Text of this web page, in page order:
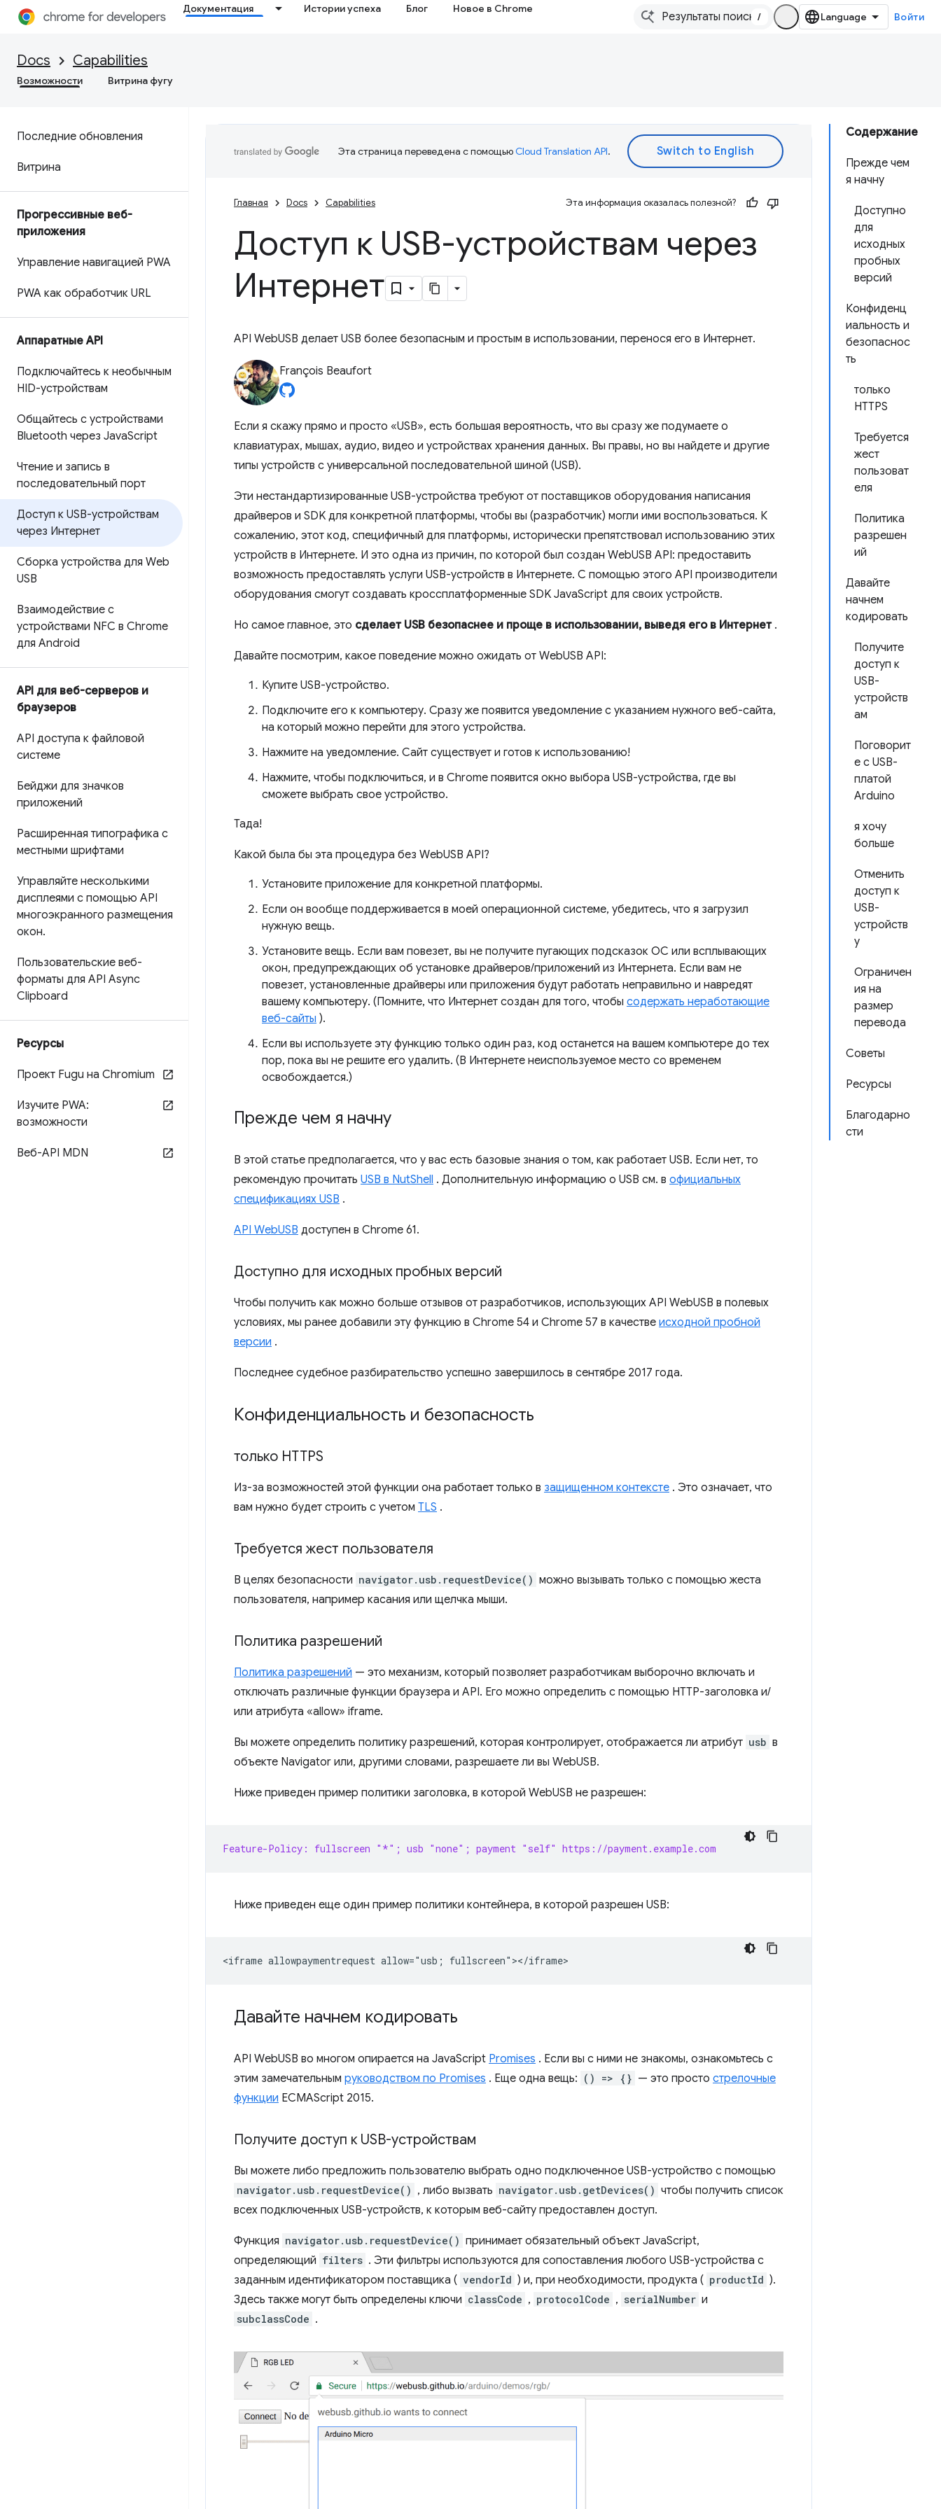
Документация Истории успеха Блог Новое в Chrome
/ Войти
Docs Capabilities
Возможности Витрина фугу
Последние обновления
Витрина
Прогрессивные веб-
приложения
Управление навигацией PWA
PWA как обработчик URL
Аппаратные API
Подключайтесь к необычным
HID-устройствам
Общайтесь с устройствами
Bluetooth через JavaScript
Чтение и запись в
последовательный порт
Доступ к USB-устройствам
через Интернет
Сборка устройства для Web
USB
Взаимодействие с
устройствами NFC в Chrome
для Android
API для веб-серверов и
браузеров
API доступа к файловой
системе
Бейджи для значков
приложений
Расширенная типографика с
местными шрифтами
Управляйте несколькими
дисплеями с помощью API
многоэкранного размещения
окон.
Пользовательские веб-
форматы для API Async
Clipboard
Ресурсы
Проект Fugu на Chromium
Изучите PWA:
возможности
Веб-API MDN
Содержание
Прежде чем
я начну
Доступно
для
исходных
пробных
версий
Конфиденц
иальность и
безопаснос
ть
только
HTTPS
Требуется
жест
пользоват
еля
Политика
разрешен
ий
Давайте
начнем
кодировать
Получите
доступ к
USB-
устройств
ам
Поговорит
е с USB-
платой
Arduino
я хочу
больше
Отменить
доступ к
USB-
устройств
у
Ограничен
ия на
размер
перевода
Советы
Ресурсы
Благодарно
сти
Эта страница переведена с помощьюCloud Translation API.
Главная Docs Capabilities Эта информация оказалась полезной?
Доступ к USB-устройствам через
Интернет
API WebUSB делает USB более безопасным и простым в использовании, перенося его в Интернет.
François Beaufort
Если я скажу прямо и просто «USB», есть большая вероятность, что вы сразу же подумаете о
клавиатурах, мышах, аудио, видео и устройствах хранения данных. Вы правы, но вы найдете и другие
типы устройств с универсальной последовательной шиной (USB).
Эти нестандартизированные USB-устройства требуют от поставщиков оборудования написания
драйверов и SDK для конкретной платформы, чтобы вы (разработчик) могли ими воспользоваться. К
сожалению, этот код, специфичный для платформы, исторически препятствовал использованию этих
устройств в Интернете. И это одна из причин, по которой был создан WebUSB API: предоставить
возможность предоставлять услуги USB-устройств в Интернете. С помощью этого API производители
оборудования смогут создавать кроссплатформенные SDK JavaScript для своих устройств.
Но самое главное, это сделает USB безопаснее и проще в использовании, выведя его в Интернет.
Давайте посмотрим, какое поведение можно ожидать от WebUSB API:
Купите USB-устройство.
Подключите его к компьютеру. Сразу же появится уведомление с указанием нужного веб-сайта,
на который можно перейти для этого устройства.
Нажмите на уведомление. Сайт существует и готов к использованию!
Нажмите, чтобы подключиться, и в Chrome появится окно выбора USB-устройства, где вы
сможете выбрать свое устройство.
Тада!
Какой была бы эта процедура без WebUSB API?
Установите приложение для конкретной платформы.
Если он вообще поддерживается в моей операционной системе, убедитесь, что я загрузил
нужную вещь.
Установите вещь. Если вам повезет, вы не получите пугающих подсказок ОС или всплывающих
окон, предупреждающих об установке драйверов/приложений из Интернета. Если вам не
повезет, установленные драйверы или приложения будут работать неправильно и навредят
вашему компьютеру. (Помните, что Интернет создан для того, чтобы содержать неработающие
веб-сайты ).
Если вы используете эту функцию только один раз, код останется на вашем компьютере до тех
пор, пока вы не решите его удалить. (В Интернете неиспользуемое место со временем
освобождается.)
Прежде чем я начну
В этой статье предполагается, что у вас есть базовые знания о том, как работает USB. Если нет, то
рекомендую прочитать USB в NutShell . Дополнительную информацию о USB см. в официальных
спецификациях USB .
API WebUSB доступен в Chrome 61.
Доступно для исходных пробных версий
Чтобы получить как можно больше отзывов от разработчиков, использующих API WebUSB в полевых
условиях, мы ранее добавили эту функцию в Chrome 54 и Chrome 57 в качестве исходной пробной
версии .
Последнее судебное разбирательство успешно завершилось в сентябре 2017 года.
Конфиденциальность и безопасность
только HTTPS
Из-за возможностей этой функции она работает только в защищенном контексте . Это означает, что
вам нужно будет строить с учетом TLS .
Требуется жест пользователя
В целях безопасности navigator.usb.requestDevice() можно вызывать только с помощью жеста
пользователя, например касания или щелчка мыши.
Политика разрешений
Политика разрешений — это механизм, который позволяет разработчикам выборочно включать и
отключать различные функции браузера и API. Его можно определить с помощью HTTP-заголовка и/
или атрибута «allow» iframe.
Вы можете определить политику разрешений, которая контролирует, отображается ли атрибут usb в
объекте Navigator или, другими словами, разрешаете ли вы WebUSB.
Ниже приведен пример политики заголовка, в которой WebUSB не разрешен:
Feature-Policy: fullscreen "*"; usb "none"; payment "self" https://payment.example.com
Ниже приведен еще один пример политики контейнера, в которой разрешен USB:
Давайте начнем кодировать
API WebUSB во многом опирается на JavaScript Promises . Если вы с ними не знакомы, ознакомьтесь с
этим замечательным руководством по Promises . Еще одна вещь: () => {} — это просто стрелочные
функции ECMAScript 2015.
Получите доступ к USB-устройствам
Вы можете либо предложить пользователю выбрать одно подключенное USB-устройство с помощью
navigator.usb.requestDevice() , либо вызвать navigator.usb.getDevices() чтобы получить список
всех подключенных USB-устройств, к которым веб-сайту предоставлен доступ.
Функция navigator.usb.requestDevice() принимает обязательный объект JavaScript,
определяющий filters . Эти фильтры используются для сопоставления любого USB-устройства с
заданным идентификатором поставщика ( vendorId ) и, при необходимости, продукта ( productId ).
Здесь также могут быть определены ключи classCode , protocolCode , serialNumber и
subclassCode .